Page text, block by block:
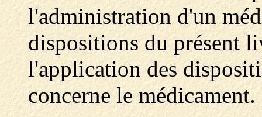
l'administration d'un
dispositions du présent
l'application des
concerne le médicament.